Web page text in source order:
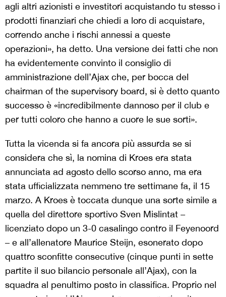
agli altri azionisti e investitori acquistando tu stesso i
prodotti finanziari che chiedi a loro di acquistare,
correndo anche i rischi annessi a queste
operazioni», ha detto. Una versione dei fatti che non
ha evidentemente convinto il consiglio di
amministrazione dell’Ajax che, per bocca del
chairman of the supervisory board, si è detto quanto
successo è «incredibilmente dannoso per il club e
per tutti coloro che hanno a cuore le sue sorti».
Tutta la vicenda si fa ancora più assurda se si
considera che sì, la nomina di Kroes era stata
annunciata ad agosto dello scorso anno, ma era
stata ufficializzata nemmeno tre settimane fa, il 15
marzo. A Kroes è toccata dunque una sorte simile a
quella del direttore sportivo Sven Mislintat –
licenziato dopo un 3-0 casalingo contro il Feyenoord
– e all’allenatore Maurice Steijn, esonerato dopo
quattro sconfitte consecutive (cinque punti in sette
partite il suo bilancio personale all’Ajax), con la
squadra al penultimo posto in classifica. Proprio nel